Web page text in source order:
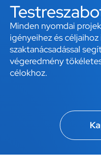
Minden nyomdai
igényeihez és
szaktanácsadással
végeredmény
célokhoz.